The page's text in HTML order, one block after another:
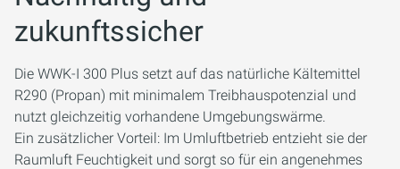
zukunftssicher
Die WWK-I 300 Plus setzt auf das natürliche Kältemittel
R290 (Propan) mit minimalem Treibhauspotenzial und
nutzt gleichzeitig vorhandene Umgebungswärme.
Ein zusätzlicher Vorteil: Im Umluftbetrieb entzieht sie der
Raumluft Feuchtigkeit und sorgt so für ein angenehmes